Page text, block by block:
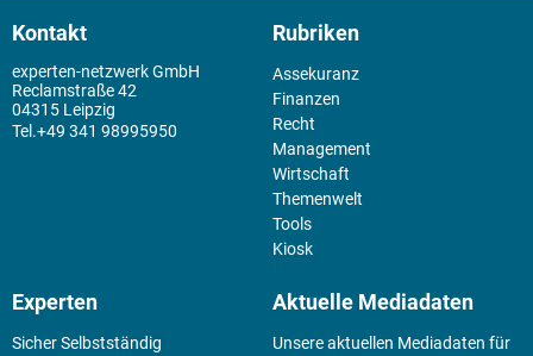
Kontakt
experten-netzwerk GmbH
Reclamstraße 42
04315 Leipzig
+49 341 98995950
Rubriken
Assekuranz
Finanzen
Recht
Management
Wirtschaft
Themenwelt
Tools
Kiosk
Experten
Sicher Selbstständig
Aktuelle Mediadaten
Unsere aktuellen Mediadaten für